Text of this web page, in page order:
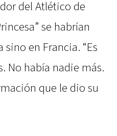
del Atlético de
se habrían
en Francia. “Es
No había nadie más.
que le dio su